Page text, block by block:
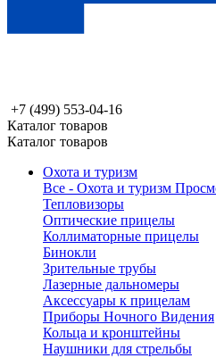
+7 (499) 553-04-16
Каталог товаров
Каталог товаров
Охота и туризм
Все - Охота и туризм
Тепловизоры
Оптические прицелы
Коллиматорные прицелы
Бинокли
Зрительные трубы
Лазерные дальномеры
Аксессуары к прицелам
Приборы Ночного Видения
Кольца и кронштейны
Наушники для стрельбы